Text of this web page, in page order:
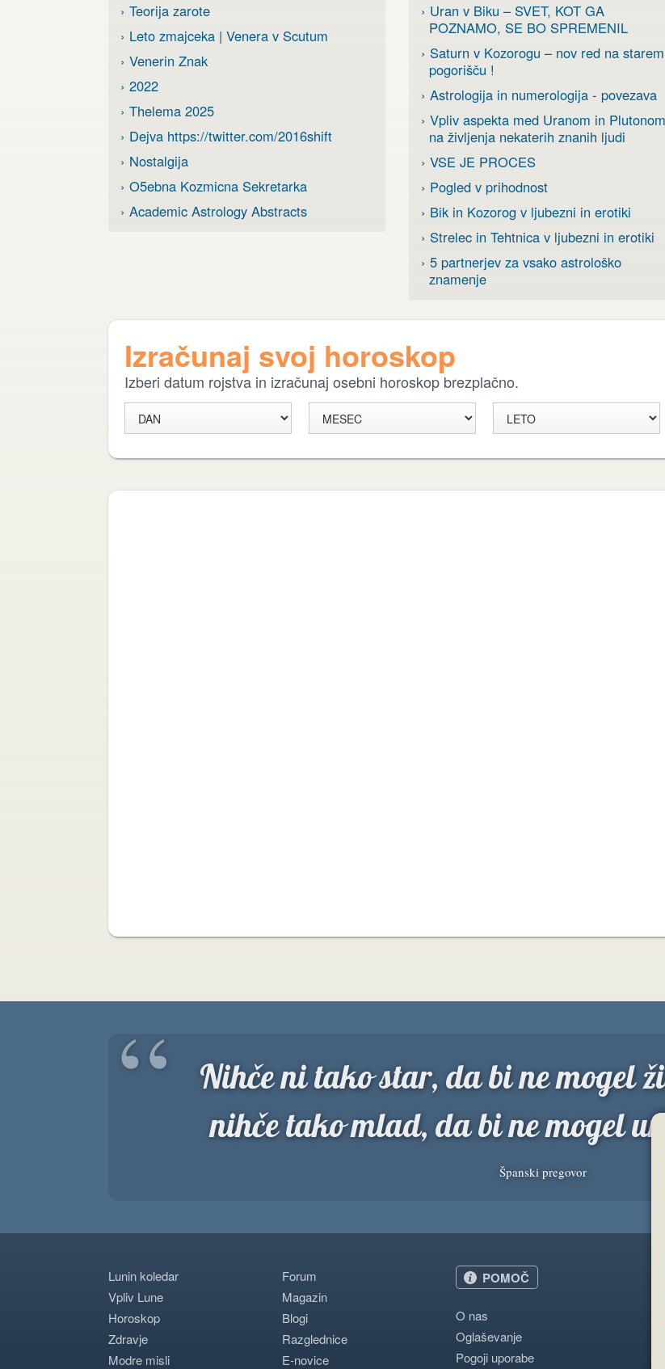
› Teorija zarote
› Leto zmajceka | Venera v Scutum
› Venerin Znak
› 2022
› Thelema 2025
› Dejva https://twitter.com/2016shift
› Nostalgija
› O5ebna Kozmicna Sekretarka
› Academic Astrology Abstracts
› Uran v Biku – SVET, KOT GA
POZNAMO, SE BO SPREMENIL
› Saturn v Kozorogu – nov red na starem
pogorišču !
› Astrologija in numerologija - povezava
› Vpliv aspekta med Uranom in Plutonom
na življenja nekaterih znanih ljudi
› VSE JE PROCES
› Pogled v prihodnost
› Bik in Kozorog v ljubezni in erotiki
› Strelec in Tehtnica v ljubezni in erotiki
› 5 partnerjev za vsako astrološko
znamenje
Izračunaj svoj horoskop
Izberi datum rojstva in izračunaj osebni horoskop brezplačno.
Nihče ni tako star, da bi ne mogel
nihče tako mlad, da bi ne mogel
Španski pregovor
“
Lunin koledar
Vpliv Lune
Horoskop
Zdravje
Modre misli
Forum
Magazin
Blogi
Razglednice
E-novice
POMOČ
O nas
Oglaševanje
Pogoji uporabe